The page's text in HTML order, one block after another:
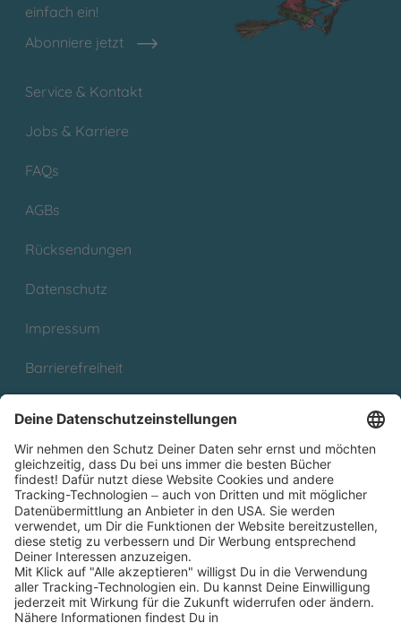
einfach ein!
Abonniere jetzt
Service & Kontakt
Jobs & Karriere
FAQs
AGBs
Rücksendungen
Datenschutz
Impressum
Barrierefreiheit
Partnerprogramm (Affiliate)
Folge uns auf
* Versandkostenfrei ab 9,00 € Bestellwert innerhalb